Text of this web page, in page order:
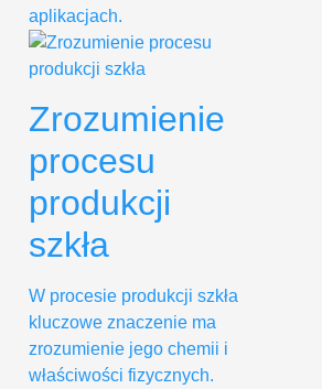
aplikacjach.
Zrozumienie
procesu
produkcji
szkła
W procesie produkcji szkła
kluczowe znaczenie ma
zrozumienie jego chemii i
właściwości fizycznych.